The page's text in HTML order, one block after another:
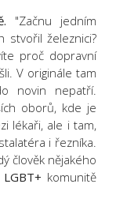
"Začnu jedním
stvořil železnici?
proč dopravní
V originále tam
novin nepatří.
oborů, kde je
lékaři, ale i tam,
i řezníka.
člověk nějakého
LGBT+ komunitě